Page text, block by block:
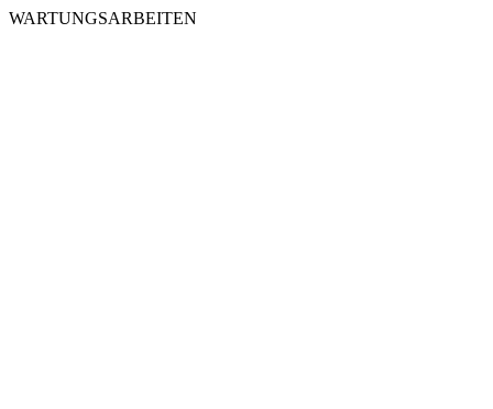
WARTUNGSARBEITEN